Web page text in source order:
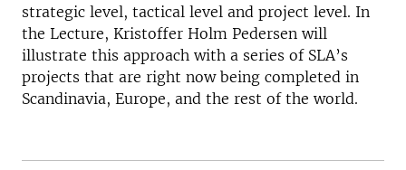
strategic level, tactical level and project level. In
the Lecture, Kristoffer Holm Pedersen will
illustrate this approach with a series of SLA’s
projects that are right now being completed in
Scandinavia, Europe, and the rest of the world.